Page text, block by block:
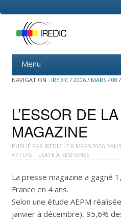
Menu
content
NAVIGATION : IREDIC / 2006 / MARS / 08 /
L’ESSOR DE
MAGAZINE
PUBLIÉ PAR IREDICLE 8 MARS 2006DANS
47 FOIS | LEAVE A RESPONSE
La presse magazine a gagné
France en 4 ans.
Selon une étude AEPM
janvier à décembre), 95,6%